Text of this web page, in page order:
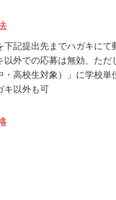
下記提出先までハガキにて
外での応募は無効、ただ
・高校生対象）」に学校
キ以外も可